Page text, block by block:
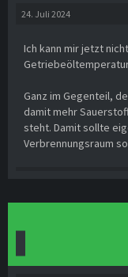
24. Juli 2024
Ich kann mir jetzt
Ganz im Gegenteil,
damit mehr
steht. Damit sollte
Verbrennungsraum